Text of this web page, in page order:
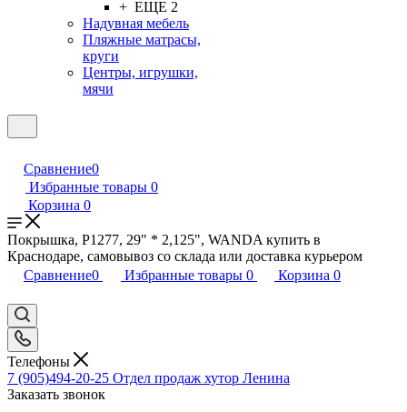
+ ЕЩЕ 2
Надувная мебель
Пляжные матрасы,
круги
Центры, игрушки,
мячи
Сравнение0
Избранные товары 0
Корзина 0
Покрышка, P1277, 29" * 2,125", WANDA купить в
Краснодаре, самовывоз со склада или доставка курьером
Сравнение0 Избранные товары 0 Корзина 0
Телефоны
7 (905)494-20-25 Отдел продаж хутор Ленина
Заказать звонок